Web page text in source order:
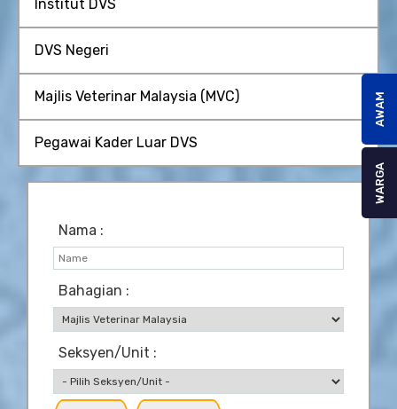
Institut DVS
DVS Negeri
Majlis Veterinar Malaysia (MVC)
Pegawai Kader Luar DVS
Nama :
Bahagian :
Seksyen/Unit :
AWAM
WARGA